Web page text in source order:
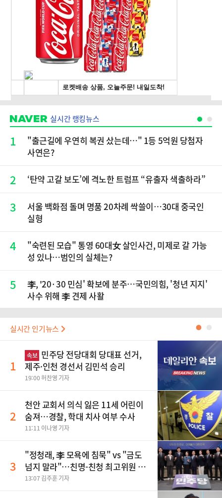
실시간 랭킹뉴스
1
"출근길에 우연히 복권 샀는데…" 1등 5억원 당첨자
사연은?
2 ‘탄약 고갈 보도’에 격노한 트럼프 “유출자 색출하라”
3
서울 백화점 돌며 명품 20차례 싹쓸이…30대 중국인
실형
4
"숙련된 모습" 통영 60대女 살인사건, 미제로 갈 가능
성 있나…범인의 실체는?
5
李, '20·30 민심' 확보에 분주…국민의힘, '청년 지지'
사수 위해 李 견제 사활
실시간 인기뉴스 ●
1
속보 민주당 전당대회 당대표 선거,
제주·인천 경선서 김민석 승리
19:00 허찬영 기자
2
천안 교회서 의식 잃은 11세 어린이
숨져…경찰, 학대 치사 여부 수사
11:11 이나영 기자
3
"정청래, 李 모욕에 침묵" vs "금도
넘지 말라"…친명-친청 최고위원 후
보, 제주서 격돌
13:07 김주훈 기자